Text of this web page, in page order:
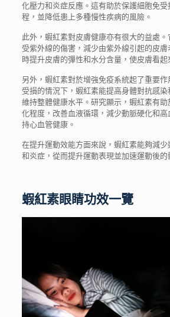
化壓力和炎症反應。這有助於保護細胞免受
程，並降低患上多種慢性疾病的風險。
此外，蝦紅素對皮膚健康亦有很大的益處
受紫外線的傷害，減少由紫外線引起的皮膚
時提升皮膚的彈性和水分含量，使皮膚看起
另外，蝦紅素對於增強免疫系統起了重要
受損的情況下，蝦紅素能提高身體對抗感
維持整體健康水平。研究顯示，蝦紅素有
化程度，改善血液循環，減少動脈硬化和
持心血管健康。
在提升運動效能方面來說，蝦紅素能夠減
和炎症，從而提升運動表現並加速運動後的
蝦紅素眼睛功效一覽